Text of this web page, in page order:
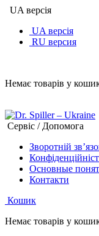
UA версія
UA версія
RU версия
Немає товарів у
Сервіс / Допомога
Зворотній
Основные
Контакти
Кошик
Немає товарів у